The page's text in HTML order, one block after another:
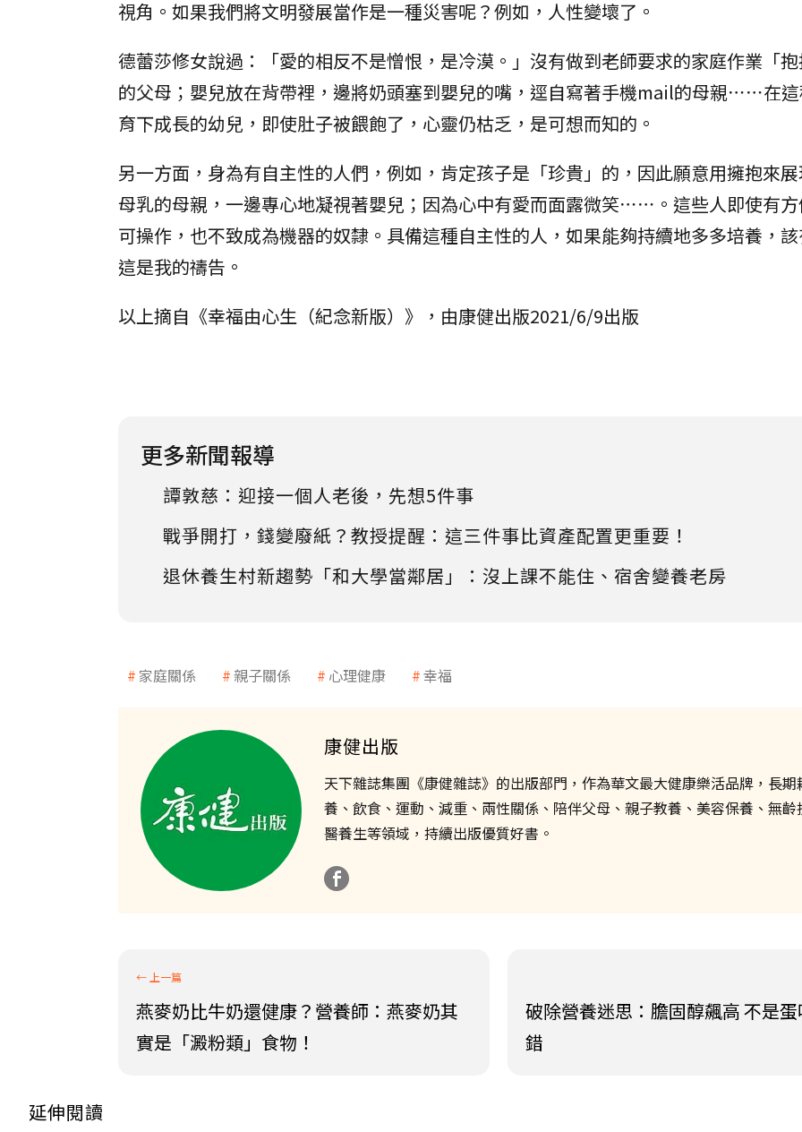
視角。如果我們將文明發展當作是一種災害呢？例如，人性變壞了。
德蕾莎修女說過：「愛的相反不是憎恨，是冷漠。」沒有做到老師要求的家庭作業「
的父母；嬰兒放在背帶裡，邊將奶頭塞到嬰兒的嘴，逕自寫著手機mail的母親⋯⋯在
育下成長的幼兒，即使肚子被餵飽了，心靈仍枯乏，是可想而知的。
另一方面，身為有自主性的人們，例如，肯定孩子是「珍貴」的，因此願意用擁抱來
母乳的母親，一邊專心地凝視著嬰兒；因為心中有愛而面露微笑⋯⋯。這些人即使有
可操作，也不致成為機器的奴隸。具備這種自主性的人，如果能夠持續地多多培養，
這是我的禱告。
以上摘自《幸福由心生（紀念新版）》，由康健出版2021/6/9出版
更多新聞報導
譚敦慈：迎接一個人老後，先想5件事
戰爭開打，錢變廢紙？教授提醒：這三件事比資產配置更重要！
退休養生村新趨勢「和大學當鄰居」：沒上課不能住、宿舍變養老房
家庭關係 親子關係 心理健康 幸福
康健出版
天下雜誌集團《康健雜誌》的出版部門，作為華文最大健康樂活品牌，長期
養、飲食、運動、減重、兩性關係、陪伴父母、親子教養、美容保養、無齡
醫養生等領域，持續出版優質好書。
燕麥奶比牛奶還健康？營養師：燕麥奶其
實是「澱粉類」食物！
破除營養迷思：膽固醇飆高 不是
錯
延伸閱讀